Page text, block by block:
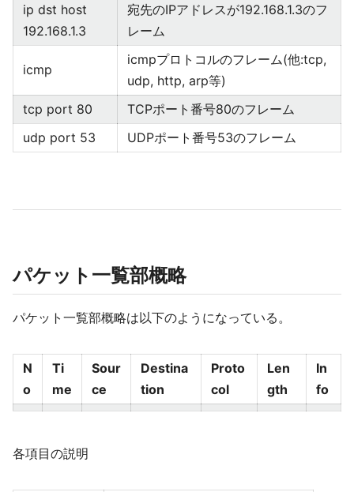
ip dst host
192.168.1.3
宛先のIPアドレスが192.168.1.3のフ
レーム
icmp
icmpプロトコルのフレーム(他:tcp,
udp, http, arp等)
tcp port 80
TCPポート番号80のフレーム
udp port 53
UDPポート番号53のフレーム
パケット一覧部概略
パケット一覧部概略は以下のようになっている。
N
o
Ti
me
Sour
ce
Destina
tion
Proto
col
Len
gth
In
fo
各項目の説明